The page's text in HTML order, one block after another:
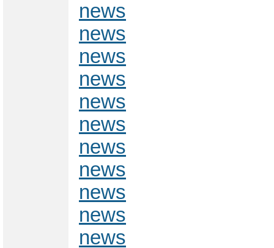
news
news
news
news
news
news
news
news
news
news
news